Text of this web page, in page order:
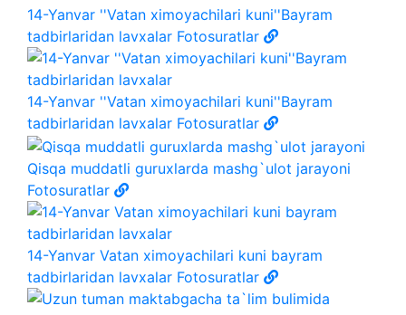
14-Yanvar ''Vatan ximoyachilari kuni''Bayram
tadbirlaridan lavxalar Fotosuratlar
14-Yanvar ''Vatan ximoyachilari kuni''Bayram
tadbirlaridan lavxalar Fotosuratlar
Qisqa muddatli guruxlarda mashg`ulot jarayoni
Fotosuratlar
14-Yanvar Vatan ximoyachilari kuni bayram
tadbirlaridan lavxalar Fotosuratlar